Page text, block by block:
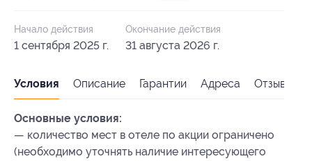
Начало действия
1 сентября 2025 г.
Окончание действия
31 августа 2026 г.
Условия Описание Гарантии Адреса Отзывы
Основные условия:
— количество мест в отеле по акции ограничено
(необходимо уточнять наличие интересующего